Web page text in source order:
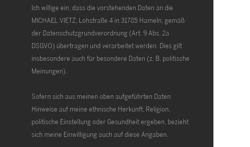
Ich willige ein, dass die vorstehenden Daten an die
MICHAEL VIETZ, Lohstraße 4 in 31785 Hameln, gemäß
der Datenschutzgrundverordnung (Art. 9 Abs. 2a
DSGVO) übertragen und verarbeitet werden. Dies gilt
insbesondere auch für besondere Daten (z. B. politische
Meinungen).
Sofern sich aus meinen oben aufgeführten Daten
Hinweise auf meine ethnische Herkunft, Religion,
politische Einstellung oder Gesundheit ergeben, bezieht
sich meine Einwilligung auch auf diese Angaben.